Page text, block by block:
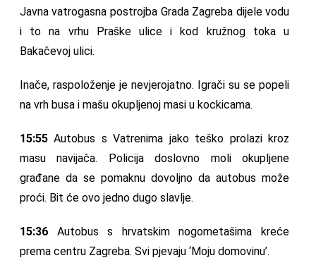
Javna vatrogasna postrojba Grada Zagreba dijele vodu
i to na vrhu Praške ulice i kod kružnog toka u
Bakačevoj ulici.
Inače, raspoloženje je nevjerojatno. Igrači su se popeli
na vrh busa i mašu okupljenoj masi u kockicama.
15:55Autobus s Vatrenima jako teško prolazi kroz
masu navijača. Policija doslovno moli okupljene
građane da se pomaknu dovoljno da autobus može
proći. Bit će ovo jedno dugo slavlje.
15:36 Autobus s hrvatskim nogometašima kreće
prema centru Zagreba. Svi pjevaju ‘Moju domovinu’.